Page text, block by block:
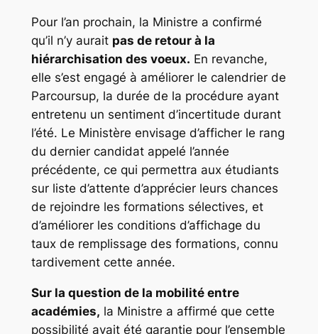
Pour l’an prochain, la Ministre a confirmé
qu’il n’y aurait pas de retour à la
hiérarchisation des voeux. En revanche,
elle s’est engagé à améliorer le calendrier de
Parcoursup, la durée de la procédure ayant
entretenu un sentiment d’incertitude durant
l’été. Le Ministère envisage d’afficher le rang
du dernier candidat appelé l’année
précédente, ce qui permettra aux étudiants
sur liste d’attente d’apprécier leurs chances
de rejoindre les formations sélectives, et
d’améliorer les conditions d’affichage du
taux de remplissage des formations, connu
tardivement cette année.
Sur la question de la mobilité entre
académies, la Ministre a affirmé que cette
possibilité avait été garantie pour l’ensemble